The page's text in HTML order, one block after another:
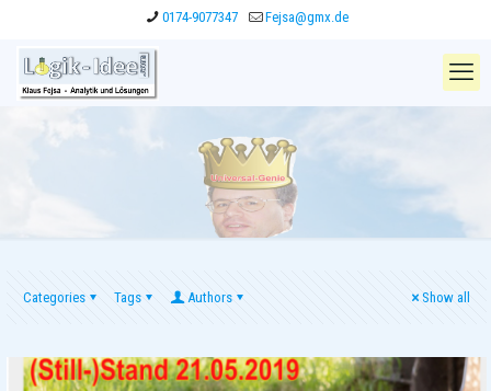
0174-9077347 Fejsa@gmx.de
Categories Tags Authors Show all